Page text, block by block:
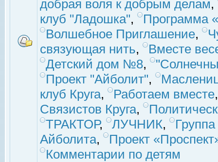
добрая воля к добрым делам,
клуб "Ладошка",
Программа
Волшебное Приглашение,
связующая нить,
Вместе
Детский дом №8,
Проект "Айболит",
клуб Круга, Работаем вместе
Связистов Круга,
ТРАКТОР, ЛУЧНИК,
Айболита,
Проект
Комментарии по детям